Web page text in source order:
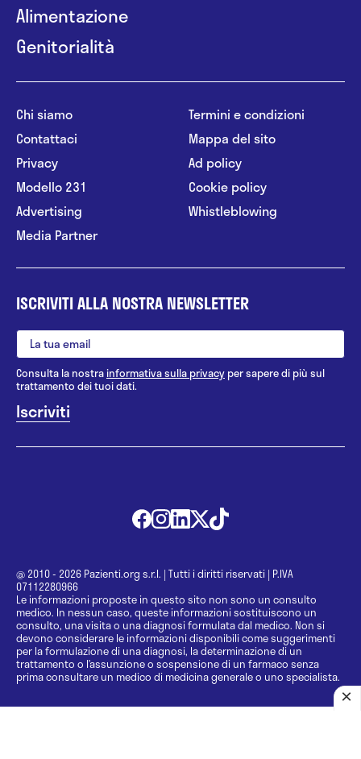
Alimentazione
Genitorialità
Chi siamo
Contattaci
Privacy
Modello 231
Advertising
Media Partner
Termini e condizioni
Mappa del sito
Ad policy
Cookie policy
Whistleblowing
ISCRIVITI ALLA NOSTRA NEWSLETTER
Consulta la nostrainformativa sulla privacy per sapere di più sul
trattamento dei tuoi dati.
@ 2010 - 2026 Pazienti.org s.r.l. | Tutti i diritti riservati | P.IVA
07112280966
Le informazioni proposte in questo sito non sono un consulto
medico. In nessun caso, queste informazioni sostituiscono un
consulto, una visita o una diagnosi formulata dal medico. Non si
devono considerare le informazioni disponibili come suggerimenti
per la formulazione di una diagnosi, la determinazione di un
trattamento o l’assunzione o sospensione di un farmaco senza
prima consultare un medico di medicina generale o uno specialista.